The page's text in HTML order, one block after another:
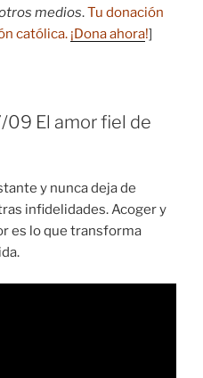
medios.Tu donación
católica. ¡Dona ahora!]
El amor fiel de
y nunca deja de
infidelidades. Acoger y
es lo que transforma